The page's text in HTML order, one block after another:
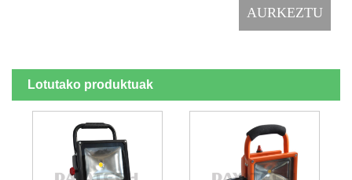
Lotutako produktuak